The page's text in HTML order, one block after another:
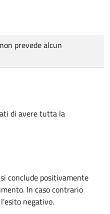
prevede alcun
di avere tutta la
conclude positivamente
In caso contrario
negativo.